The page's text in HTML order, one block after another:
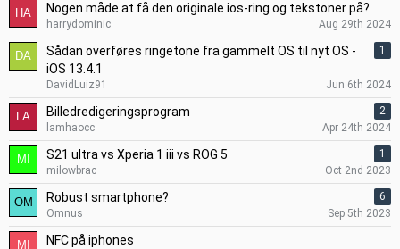
Nogen måde at få den originale ios-ring og tekstoner på?
harrydominic Aug 29th 2024
Sådan overføres ringetone fra gammelt OS til nyt OS -
iOS 13.4.1
1
DavidLuiz91 Jun 6th 2024
Billedredigeringsprogram
2
lamhaocc
Apr 24th 2024
S21 ultra vs Xperia 1 iii vs ROG 5
1
milowbrac
Oct 2nd 2023
Robust smartphone?
6
Omnus
Sep 5th 2023
NFC på iphones